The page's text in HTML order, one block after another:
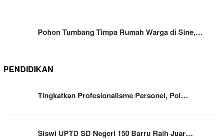
Pohon Tumbang Timpa Rumah Warga di Sine,…
PENDIDIKAN
Tingkatkan Profesionalisme Personel, Pol…
Siswi UPTD SD Negeri 150 Barru Raih Juar…